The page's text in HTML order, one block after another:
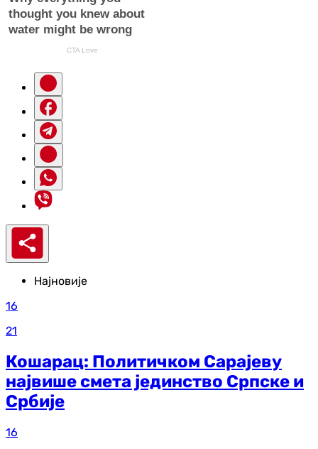
Најновије
16
21
Кошарац: Политичком Сарајеву
највише смета јединство Српске и
Србије
16